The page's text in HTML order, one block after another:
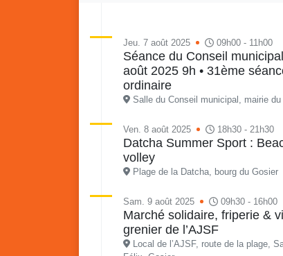
Jeu. 7 août 2025 09h00 - 11h00
Séance du Conseil
août 2025 9h • 31ème
ordinaire
Salle du Conseil municipal, mairie du
Ven. 8 août 2025 18h30 - 21h30
Datcha Summer Sport :
volley
Plage de la Datcha, bourg du Gosier
Sam. 9 août 2025 09h30 - 16h00
Marché solidaire, friperie &
grenier de l’AJSF
Local de l’AJSF, route de la plage,
Vakans o Gozyé : Gosier
Lanta
24 juillet
PDF - 1.6 Mio